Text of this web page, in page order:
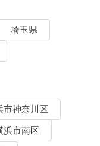
埼玉県
市神奈川区
浜市南区